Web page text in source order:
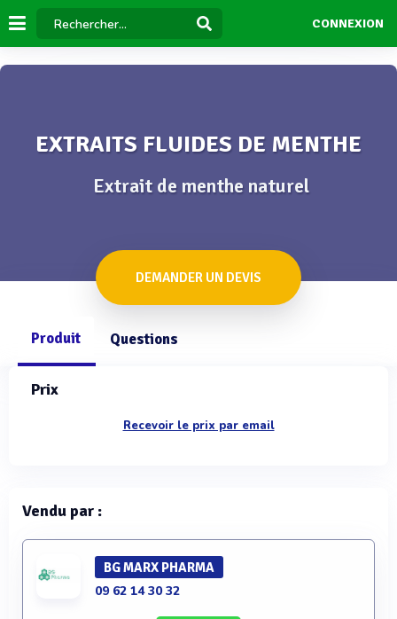
CONNEXION
EXTRAITS FLUIDES DE MENTHE
Extrait de menthe naturel
DEMANDER UN DEVIS
Produit Questions
Prix
Recevoir le prix par email
Vendu par :
BG MARX PHARMA
09 62 14 30 32